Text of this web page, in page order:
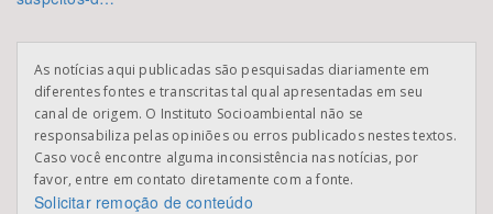
As notícias aqui publicadas são pesquisadas diariamente em
diferentes fontes e transcritas tal qual apresentadas em seu
canal de origem. O Instituto Socioambiental não se
responsabiliza pelas opiniões ou erros publicados nestes textos.
Caso você encontre alguma inconsistência nas notícias, por
favor, entre em contato diretamente com a fonte.
Solicitar remoção de conteúdo